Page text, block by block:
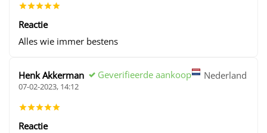
Reactie
Alles wie immer bestens
Henk Akkerman Geverifieerde aankoop Nederland
07-02-2023, 14:12
Reactie